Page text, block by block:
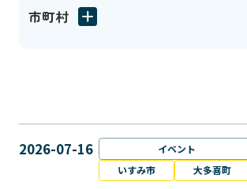
市町村
2026-07-16 イベント
いすみ市
大多喜町